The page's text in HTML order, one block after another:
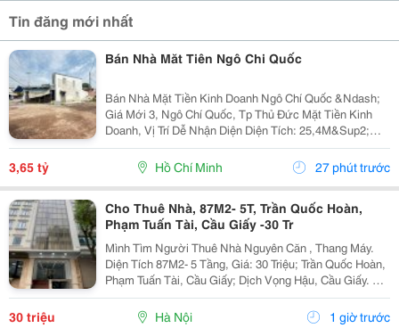
Tin đăng mới nhất
Bán Nhà Măt Tiên Ngô Chi Quốc
Bán Nhà Mặt Tiền Kinh Doanh Ngô Chí Quốc &Ndash;
Giá Mới 3, Ngô Chí Quốc, Tp Thủ Đức Mặt Tiền Kinh
Doanh, Vị Trí Dễ Nhận Diện Diện Tích: 25,4M&Sup2;
Giá: 3,65 Tỷ * Sau Chợ Đầu Mối Thủ Đức * Gần Khu
Chế Xuất Linh Trung * Khu Dân Cư Đông Đúc,...
3,65 tỷ Hồ Chí Minh 27 phút trước
Cho Thuê Nhà, 87M2- 5T, Trần Quốc Hoàn,
Phạm Tuấn Tài, Cầu Giấy -30 Tr
Mình Tìm Người Thuê Nhà Nguyên Căn , Thang Máy.
Diện Tích 87M2- 5 Tầng, Giá: 30 Triệu; Trần Quốc Hoàn,
Phạm Tuấn Tài, Cầu Giấy; Dịch Vọng Hậu, Cầu Giấy. +
Liên Hệ Trực Tiếp Chủ Nhà: 0988289962 + Vỉa Hè Lớn,
Mặt Tiền Rộng,Thoáng. + Vị Trí Gần Ngay...
30 triệu Hà Nội 1 giờ trước